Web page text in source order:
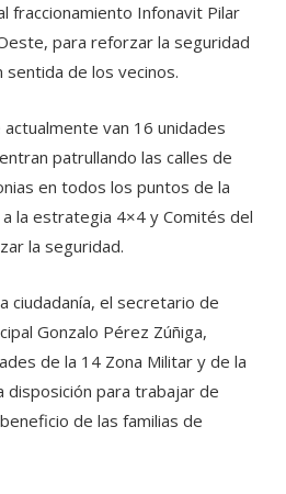
fraccionamiento Infonavit Pilar
para reforzar la seguridad
sentida de los vecinos.
van 16 unidades
patrullando las calles de
en todos los puntos de la
la estrategia 4×4 y Comités del
la seguridad.
ciudadanía, el secretario de
Gonzalo Pérez Zúñiga,
de la 14 Zona Militar y de la
disposición para trabajar de
de las familias de